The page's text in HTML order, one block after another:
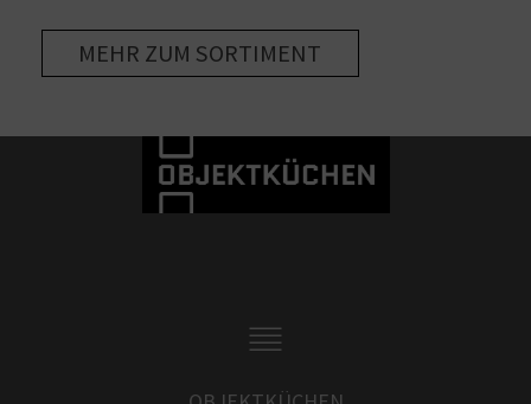
MEHR ZUM SORTIMENT